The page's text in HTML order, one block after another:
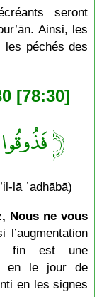
seront
Ainsi, les
les péchés des
[78:30]
﴿
lā ʿadhābā)
Nous ne vous
fin est une
en le jour de
en les signes